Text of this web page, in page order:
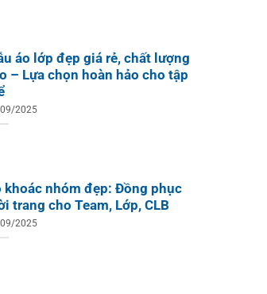
Ty
Áo Teambuilding Công Ty
Thiết Kế Ánh Kim
áo lớp đẹp giá rẻ, chất lượng
– Lựa chọn hoàn hảo cho tập
2025
khoác nhóm đẹp: Đồng phục
trang cho Team, Lớp, CLB
2025